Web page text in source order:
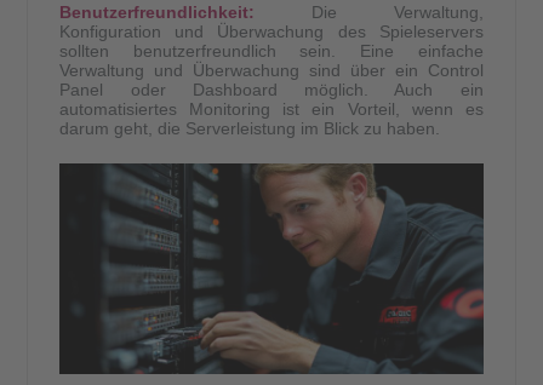
Benutzerfreundlichkeit:
Die Verwaltung,
Konfiguration und Überwachung des Spieleservers
sollten benutzerfreundlich sein. Eine einfache
Verwaltung und Überwachung sind über ein Control
Panel oder Dashboard möglich. Auch ein
automatisiertes Monitoring ist ein Vorteil, wenn es
darum geht, die Serverleistung im Blick zu haben.